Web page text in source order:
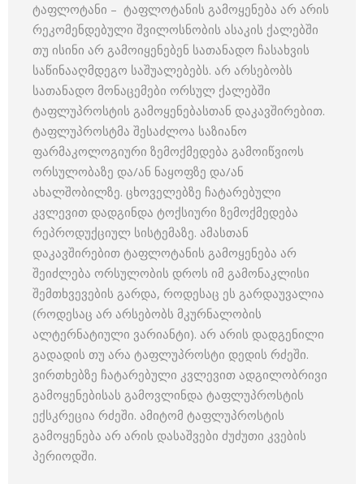
ტაფლოტანი – ტაფლოტანის გამოყენება არ არის
რეკომენდებული შვილოსნობის ასაკის ქალებში
თუ ისინი არ გამოიყენებენ სათანადო ჩასახვის
საწინააღმდეგო საშუალებებს. არ არსებობს
სათანადო მონაცემები ორსულ ქალებში
ტაფლუპროსტის გამოყენებასთან დაკავშირებით.
ტაფლუპროსტმა შესაძლოა საზიანო
ფარმაკოლოგიური ზემოქმედება გამოიწვიოს
ორსულობაზე და/ან ნაყოფზე და/ან
ახალშობილზე. ცხოველებზე ჩატარებული
კვლევით დადგინდა ტოქსიური ზემოქმედება
რეპროდუქციულ სისტემაზე. ამასთან
დაკავშირებით ტაფლოტანის გამოყენება არ
შეიძლება ორსულობის დროს იმ გამონაკლისი
შემთხვევების გარდა, როდესაც ეს გარდაუვალია
(როდესაც არ არსებობს მკურნალობის
ალტერნატიული ვარიანტი). არ არის დადგენილი
გადადის თუ არა ტაფლუპროსტი დედის რძეში.
ვირთხებზე ჩატარებული კვლევით ადგილობრივი
გამოყენებისას გამოვლინდა ტაფლუპროსტის
ექსკრეცია რძეში. ამიტომ ტაფლუპროსტის
გამოყენება არ არის დასაშვები ძუძუთი კვების
პერიოდში.